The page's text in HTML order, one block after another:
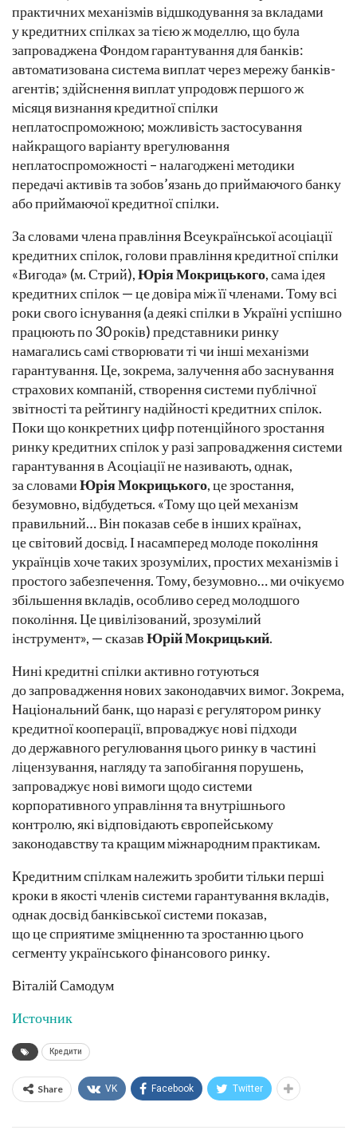
практичних механізмів відшкодування за вкладами
у кредитних спілках за тією ж моделлю, що була
запроваджена Фондом гарантування для банків:
автоматизована система виплат через мережу банків-
агентів; здійснення виплат упродовж першого ж
місяця визнання кредитної спілки
неплатоспроможною; можливість застосування
найкращого варіанту врегулювання
неплатоспроможності – налагоджені методики
передачі активів та зобов’язань до приймаючого банку
або приймаючої кредитної спілки.
За словами члена правління Всеукраїнської асоціації
кредитних спілок, голови правління кредитної спілки
«Вигода» (м. Стрий),Юрія Мокрицького, сама ідея
кредитних спілок — це довіра між її членами. Тому всі
роки свого існування (а деякі спілки в Україні успішно
працюють по 30 років) представники ринку
намагались самі створювати ті чи інші механізми
гарантування. Це, зокрема, залучення або заснування
страхових компаній, створення системи публічної
звітності та рейтингу надійності кредитних спілок.
Поки що конкретних цифр потенційного зростання
ринку кредитних спілок у разі запровадження системи
гарантування в Асоціації не називають, однак,
за словамиЮрія Мокрицького, це зростання,
безумовно, відбудеться. «Тому що цей механізм
правильний… Він показав себе в інших країнах,
це світовий досвід. І насамперед молоде покоління
українців хоче таких зрозумілих, простих механізмів і
простого забезпечення. Тому, безумовно… ми очікуємо
збільшення вкладів, особливо серед молодшого
покоління. Це цивілізований, зрозумілий
інструмент», — сказавЮрій Мокрицький.
Нині кредитні спілки активно готуються
до запровадження нових законодавчих вимог. Зокрема,
Національний банк, що наразі є регулятором ринку
кредитної кооперації, впроваджує нові підходи
до державного регулювання цього ринку в частині
ліцензування, нагляду та запобігання порушень,
запроваджує нові вимоги щодо системи
корпоративного управління та внутрішнього
контролю, які відповідають європейському
законодавству та кращим міжнародним практикам.
Кредитним спілкам належить зробити тільки перші
кроки в якості членів системи гарантування вкладів,
однак досвід банківської системи показав,
що це сприятиме зміцненню та зростанню цього
сегменту українського фінансового ринку.
Віталій Самодум
Источник
Кредити
Share VK Facebook Twitter